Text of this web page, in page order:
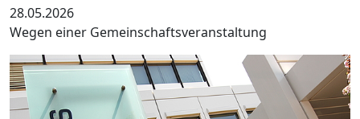
28.05.2026
Wegen einer Gemeinschaftsveranstaltung